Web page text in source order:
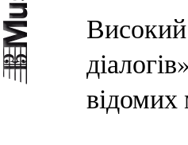
відомих